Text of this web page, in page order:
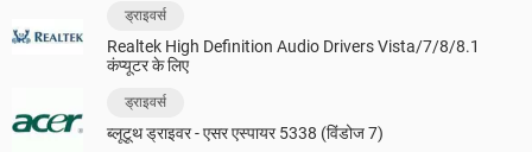
ड्राइवर्स
Realtek High Definition Audio Drivers Vista/7/8/8.1
कंप्यूटर के लिए
ड्राइवर्स
ब्लूटूथ ड्राइवर - एसर एस्पायर 5338 (विंडोज 7)